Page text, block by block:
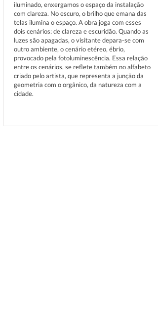
iluminado, enxergamos o espaço da instalação
com clareza. No escuro, o brilho que emana das
telas ilumina o espaço. A obra joga com esses
dois cenários: de clareza e escuridão. Quando as
luzes são apagadas, o visitante depara-se com
outro ambiente, o cenário etéreo, ébrio,
provocado pela fotoluminescência. Essa relação
entre os cenários, se reflete também no alfabeto
criado pelo artista, que representa a junção da
geometria com o orgânico, da natureza com a
cidade.